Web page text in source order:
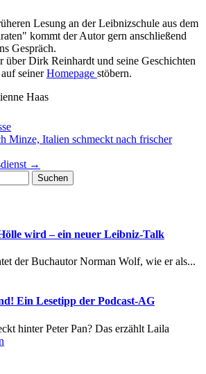
Lesung an der Leibnizschule aus dem
kommt der Autor gern anschließend
Gespräch.
über Dirk Reinhardt und seine Geschichten
seinerHomepage stöbern.
Haas
Minze, Italien schmeckt nach frischer
→
wird – ein neuer Leibniz-Talk
der Buchautor Norman Wolf, wie er als...
Ein Lesetipp der Podcast-AG
hinter Peter Pan? Das erzählt Laila